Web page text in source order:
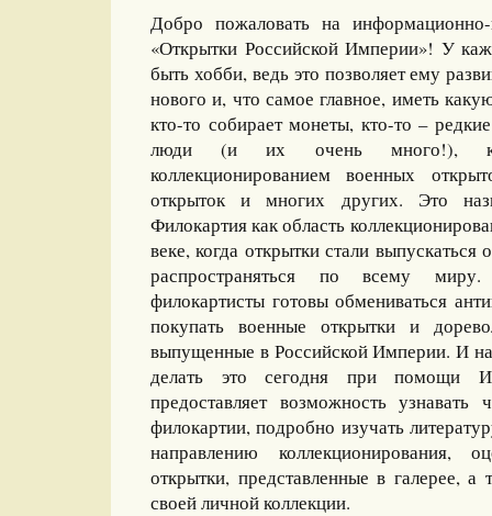
Добро пожаловать на информационно-
«Открытки Российской Империи»! У
быть хобби, ведь это позволяет ему
нового и, что самое главное, иметь
кто-то собирает монеты, кто-то –
люди (и их очень много!),
коллекционированием военных
открыток и многих других. Это
Филокартия как область
веке, когда открытки стали
распространяться по всему
филокартисты готовы обмениваться
покупать военные открытки и
выпущенные в Российской Империи. И
делать это сегодня при помощи
предоставляет возможность
филокартии, подробно изучать
направлению коллекционирования,
открытки, представленные в галерее, а
своей личной коллекции.